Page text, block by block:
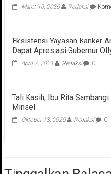
Maret 10, 2026 Redaksi
Eksistensi Yayasan Kanker
Dapat Apresiasi Gubernur
April 7, 2021 Redaksi 0
Tali Kasih, Ibu Rita
Minsel
Oktober 13, 2020 Redaksi 0